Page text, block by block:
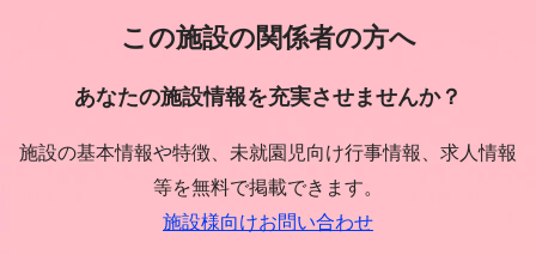
この施設の関係者の方へ
あなたの施設情報を充実させませんか？
施設の基本情報や特徴、未就園児向け行事情報、求人情報
等を無料で掲載できます。
施設様向けお問い合わせ